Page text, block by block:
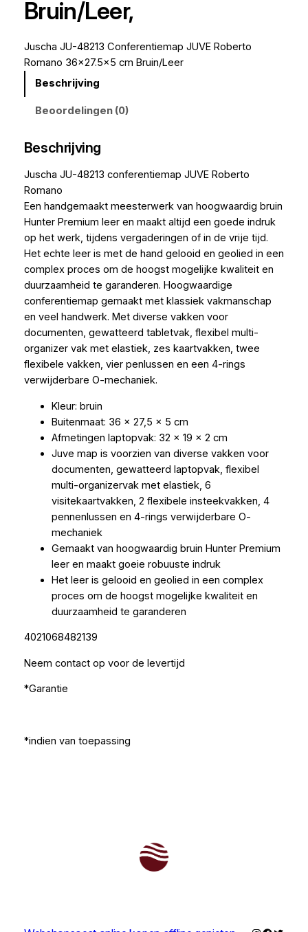
Bruin/Leer,
Juscha JU-48213 Conferentiemap JUVE Roberto
Romano 36×27.5×5 cm Bruin/Leer
Beschrijving
Beoordelingen (0)
Beschrijving
Juscha JU-48213 conferentiemap JUVE Roberto
Romano
Een handgemaakt meesterwerk van hoogwaardig bruin
Hunter Premium leer en maakt altijd een goede indruk
op het werk, tijdens vergaderingen of in de vrije tijd.
Het echte leer is met de hand gelooid en geolied in een
complex proces om de hoogst mogelijke kwaliteit en
duurzaamheid te garanderen. Hoogwaardige
conferentiemap gemaakt met klassiek vakmanschap
en veel handwerk. Met diverse vakken voor
documenten, gewatteerd tabletvak, flexibel multi-
organizer vak met elastiek, zes kaartvakken, twee
flexibele vakken, vier penlussen en een 4-rings
verwijderbare O-mechaniek.
Kleur: bruin
Buitenmaat: 36 x 27,5 x 5 cm
Afmetingen laptopvak: 32 x 19 x 2 cm
Juve map is voorzien van diverse vakken voor
documenten, gewatteerd laptopvak, flexibel
multi-organizervak met elastiek, 6
visitekaartvakken, 2 flexibele insteekvakken, 4
pennenlussen en 4-rings verwijderbare O-
mechaniek
Gemaakt van hoogwaardig bruin Hunter Premium
leer en maakt goeie robuuste indruk
Het leer is gelooid en geolied in een complex
proces om de hoogst mogelijke kwaliteit en
duurzaamheid te garanderen
4021068482139
Neem contact op voor de levertijd
*Garantie
*indien van toepassing